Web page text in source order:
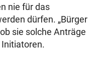
nie für das
dürfen. „Bürger
sie solche Anträge
Initiatoren.